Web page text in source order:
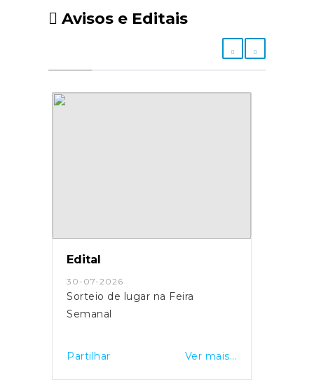
Avisos e Editais
Edital
30-07-2026
Sorteio de lugar na Feira
Semanal
Partilhar Ver mais...